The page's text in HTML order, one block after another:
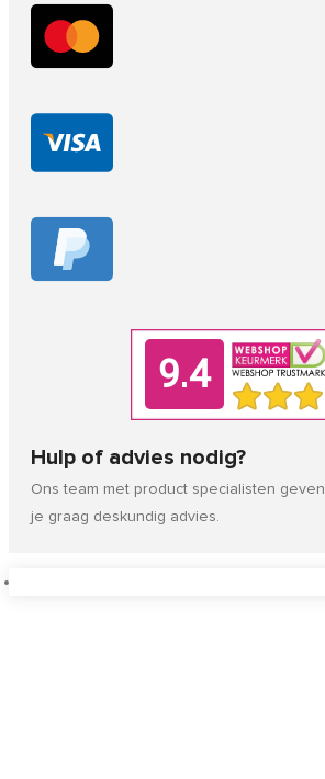
Hulp of advies nodig?
Ons team met product specialisten geven
je graag deskundig advies.